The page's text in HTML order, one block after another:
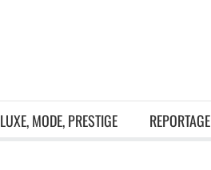
LUXE, MODE, PRESTIGE REPORTAGE